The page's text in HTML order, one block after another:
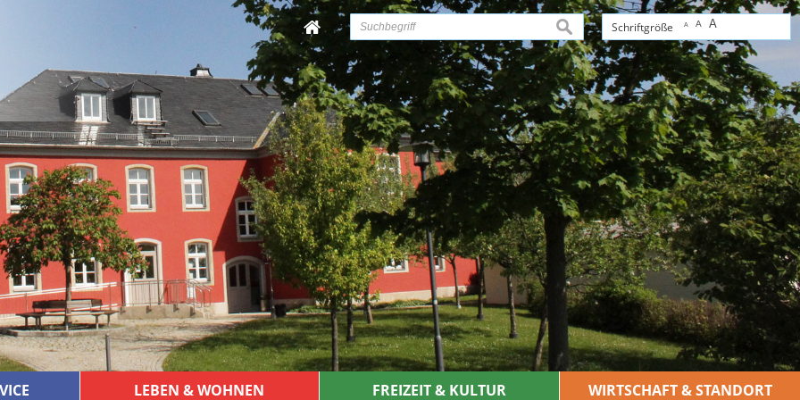
Schriftgröße A A A
suchen
LEBEN & WOHNEN FREIZEIT & KULTUR WIRTSCHAFT & STANDORT